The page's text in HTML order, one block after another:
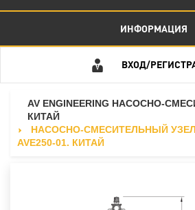
ИНФОРМАЦИЯ
ВХОД/
AV ENGINEERING НАСОСНО-
КИТАЙ
НАСОСНО-СМЕСИТЕЛЬНЫЙ УЗЕЛ
AVE250-01. КИТАЙ